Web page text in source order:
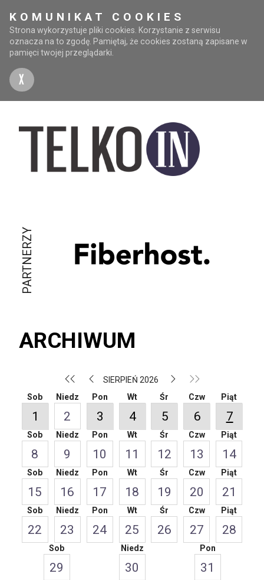
KOMUNIKAT COOKIES
Strona wykorzystuje pliki cookies. Korzystanie z serwisu
oznacza na to zgodę. Pamiętaj, że cookies zostaną zapisane w
pamięci twojej przeglądarki.
X
PARTNERZY
ARCHIWUM
SIERPIEŃ 2026
Sob
1
Niedz
2
Pon
3
Wt
4
Śr
5
Czw
6
Piąt
7
Sob
8
Niedz
9
Pon
10
Wt
11
Śr
12
Czw
13
Piąt
14
Sob
15
Niedz
16
Pon
17
Wt
18
Śr
19
Czw
20
Piąt
21
Sob
22
Niedz
23
Pon
24
Wt
25
Śr
26
Czw
27
Piąt
28
Sob
29
Niedz
30
Pon
31